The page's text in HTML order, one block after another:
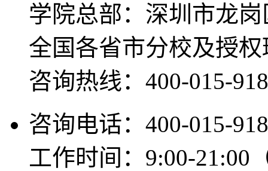
学院总部：深圳市龙
全国各省市分校及授
咨询热线：400-015-
咨询电话：400-015-
工作时间：9:00-21:00